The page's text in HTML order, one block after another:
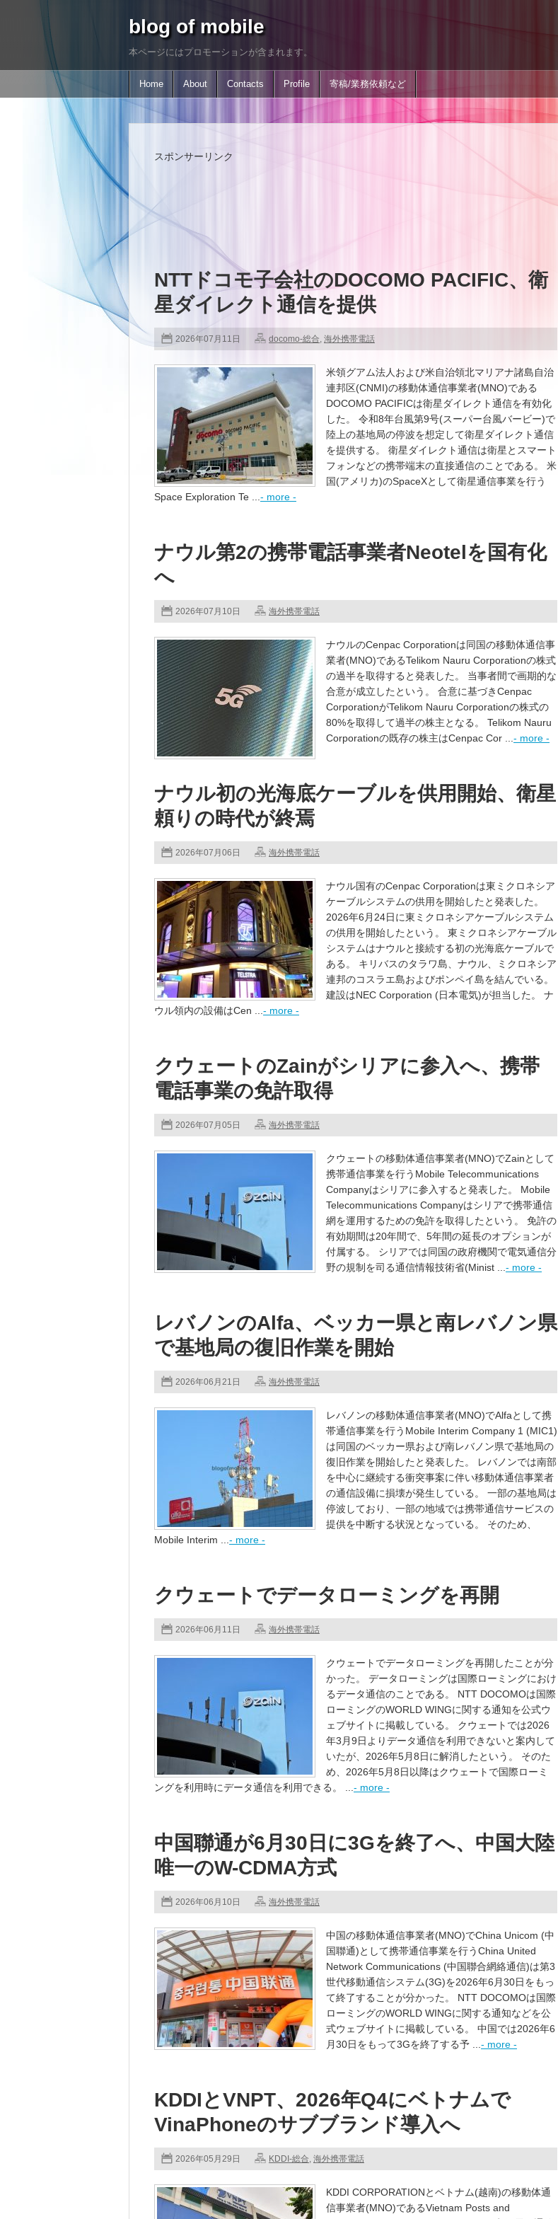
blog of mobile
本ページにはプロモーションが含まれます。
Home About Contacts Profile 寄稿/業務依頼など
スポンサーリンク
NTTドコモ子会社のDOCOMO PACIFIC、衛
星ダイレクト通信を提供
2026年07月11日 docomo-総合, 海外携帯電話
米領グアム法人および米自治領北マリアナ諸島自治
連邦区(CNMI)の移動体通信事業者(MNO)である
DOCOMO PACIFICは衛星ダイレクト通信を有効化
した。 令和8年台風第9号(スーパー台風バービー)で
陸上の基地局の停波を想定して衛星ダイレクト通信
を提供する。 衛星ダイレクト通信は衛星とスマート
フォンなどの携帯端末の直接通信のことである。 米
国(アメリカ)のSpaceXとして衛星通信事業を行う
Space Exploration Te ... - more -
ナウル第2の携帯電話事業者Neotelを国有化
へ
2026年07月10日 海外携帯電話
ナウルのCenpac Corporationは同国の移動体通信事
業者(MNO)であるTelikom Nauru Corporationの株式
の過半を取得すると発表した。 当事者間で画期的な
合意が成立したという。 合意に基づきCenpac
CorporationがTelikom Nauru Corporationの株式の
80%を取得して過半の株主となる。 Telikom Nauru
Corporationの既存の株主はCenpac Cor ... - more -
ナウル初の光海底ケーブルを供用開始、衛星
頼りの時代が終焉
2026年07月06日 海外携帯電話
ナウル国有のCenpac Corporationは東ミクロネシア
ケーブルシステムの供用を開始したと発表した。
2026年6月24日に東ミクロネシアケーブルシステム
の供用を開始したという。 東ミクロネシアケーブル
システムはナウルと接続する初の光海底ケーブルで
ある。 キリバスのタラワ島、ナウル、ミクロネシア
連邦のコスラエ島およびポンペイ島を結んでいる。
建設はNEC Corporation (日本電気)が担当した。 ナ
ウル領内の設備はCen ... - more -
クウェートのZainがシリアに参入へ、携帯
電話事業の免許取得
2026年07月05日 海外携帯電話
クウェートの移動体通信事業者(MNO)でZainとして
携帯通信事業を行うMobile Telecommunications
Companyはシリアに参入すると発表した。 Mobile
Telecommunications Companyはシリアで携帯通信
網を運用するための免許を取得したという。 免許の
有効期間は20年間で、5年間の延長のオプションが
付属する。 シリアでは同国の政府機関で電気通信分
野の規制を司る通信情報技術省(Minist ... - more -
レバノンのAlfa、ベッカー県と南レバノン県
で基地局の復旧作業を開始
2026年06月21日 海外携帯電話
レバノンの移動体通信事業者(MNO)でAlfaとして携
帯通信事業を行うMobile Interim Company 1 (MIC1)
は同国のベッカー県および南レバノン県で基地局の
復旧作業を開始したと発表した。 レバノンでは南部
を中心に継続する衝突事案に伴い移動体通信事業者
の通信設備に損壊が発生している。 一部の基地局は
停波しており、一部の地域では携帯通信サービスの
提供を中断する状況となっている。 そのため、
Mobile Interim ... - more -
クウェートでデータローミングを再開
2026年06月11日 海外携帯電話
クウェートでデータローミングを再開したことが分
かった。 データローミングは国際ローミングにおけ
るデータ通信のことである。 NTT DOCOMOは国際
ローミングのWORLD WINGに関する通知を公式ウ
ェブサイトに掲載している。 クウェートでは2026
年3月9日よりデータ通信を利用できないと案内して
いたが、2026年5月8日に解消したという。 そのた
め、2026年5月8日以降はクウェートで国際ローミ
ングを利用時にデータ通信を利用できる。 ... - more -
中国聯通が6月30日に3Gを終了へ、中国大陸
唯一のW-CDMA方式
2026年06月10日 海外携帯電話
中国の移動体通信事業者(MNO)でChina Unicom (中
国聯通)として携帯通信事業を行うChina United
Network Communications (中国聯合網絡通信)は第3
世代移動通信システム(3G)を2026年6月30日をもっ
て終了することが分かった。 NTT DOCOMOは国際
ローミングのWORLD WINGに関する通知などを公
式ウェブサイトに掲載している。 中国では2026年6
月30日をもって3Gを終了する予 ... - more -
KDDIとVNPT、2026年Q4にベトナムで
VinaPhoneのサブブランド導入へ
2026年05月29日 KDDI-総合, 海外携帯電話
KDDI CORPORATIONとベトナム(越南)の移動体通
信事業者(MNO)であるVietnam Posts and